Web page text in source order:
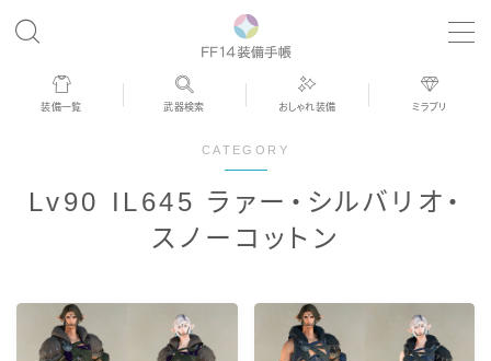
MENU
男女別デザイン
眼鏡
装備一覧 武器検索 おしゃれ装備 ミラプリ
CATEGORY
Lv90 IL645 ラァー・シルバリオ・
スノーコットン